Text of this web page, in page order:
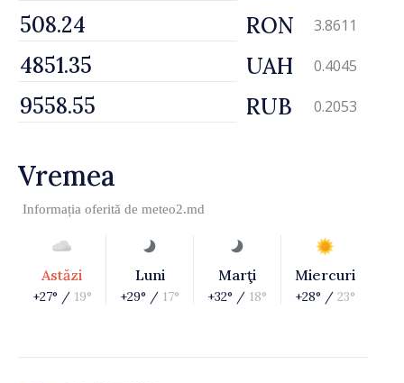
RON 3.8611
UAH 0.4045
RUB 0.2053
Vremea
Informația oferită de meteo2.md
Astăzi
+27° / 19°
Luni
+29° / 17°
Marţi
+32° / 18°
Miercuri
+28° / 23°